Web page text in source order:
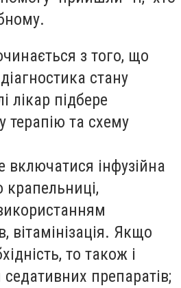
з того, що
стану
лікар підбере
терапію та схему
інфузійна
крапельниці,
вітамінізація. Якщо
то також і
седативних препаратів;